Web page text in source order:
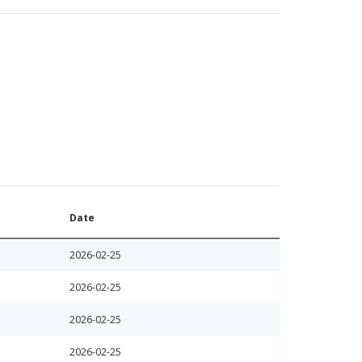
Date
2026-02-25
2026-02-25
2026-02-25
2026-02-25